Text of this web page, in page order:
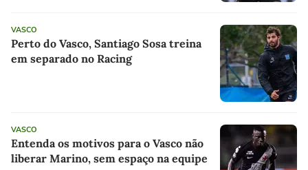
VASCO
Perto do Vasco, Santiago Sosa treina
em separado no Racing
VASCO
Entenda os motivos para o Vasco não
liberar Marino, sem espaço na equipe